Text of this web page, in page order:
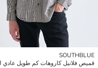
SOUTHBLUE
قميص فلانيل كاروهات كم طويل عادي